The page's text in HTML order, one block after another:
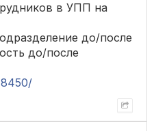
в УПП на
до/после
до/после